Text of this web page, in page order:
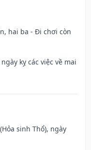
hai ba - Đi chơi còn
kỵ các việc về mai
sinh Thổ), ngày